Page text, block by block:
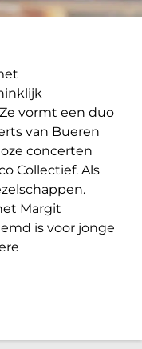
vormt een duo
van Bueren
concerten
Collectief. Als
Margit
is voor jonge